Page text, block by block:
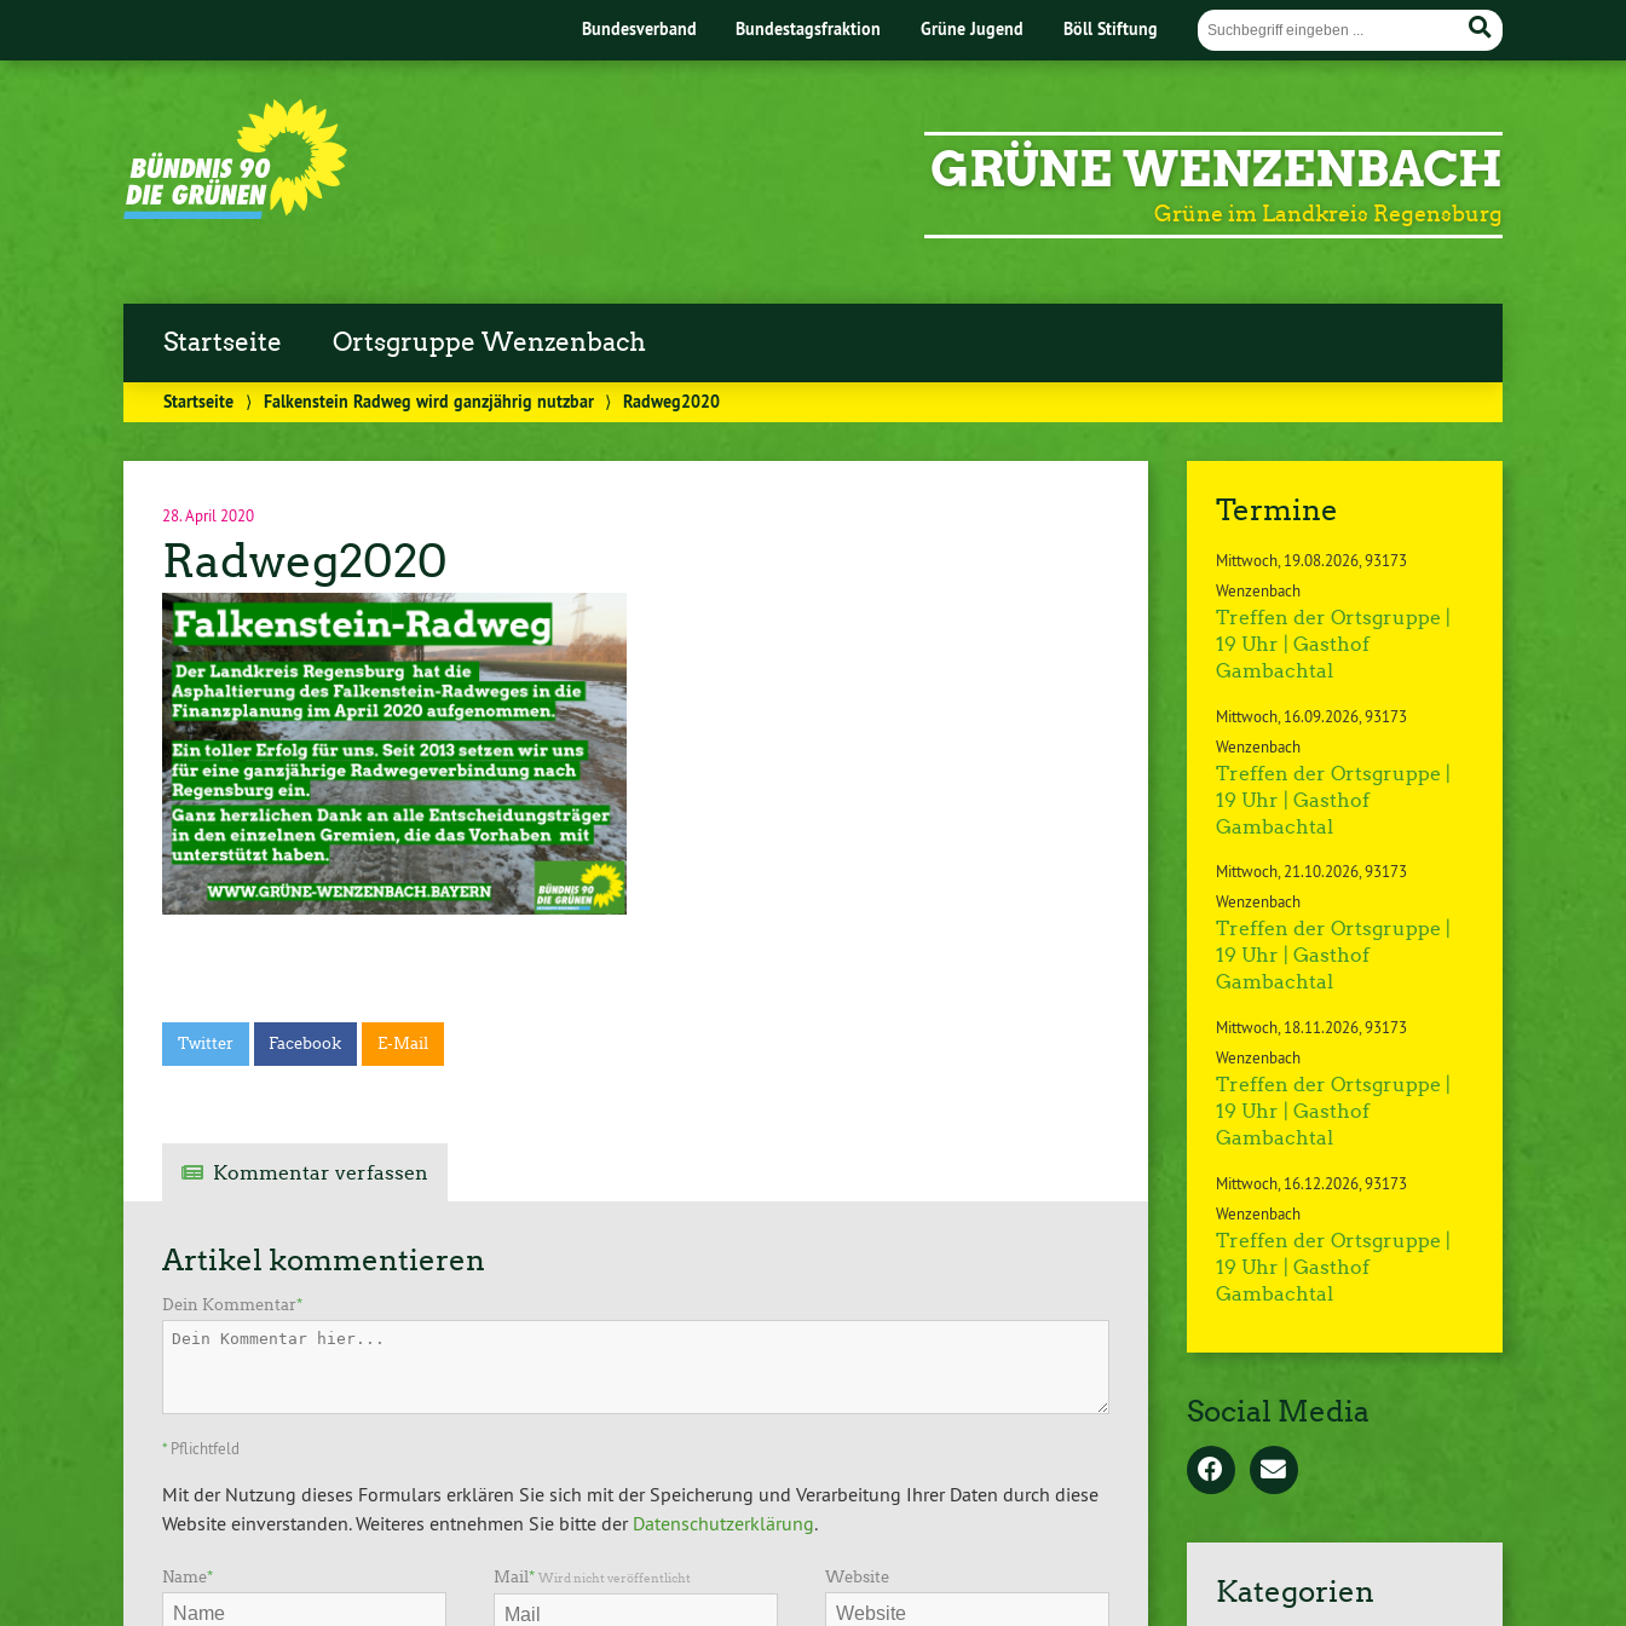
Bundesverband Bundestagsfraktion Grüne Jugend Böll Stiftung
GRÜNE WENZENBACH
Grüne im Landkreis Regensburg
Startseite Ortsgruppe Wenzenbach
Startseite ⟩ Falkenstein Radweg wird ganzjährig nutzbar ⟩ Radweg2020
28. April 2020
Radweg2020
Twitter Facebook E-Mail
Kommentar verfassen
Artikel kommentieren
Dein Kommentar*
* Pflichtfeld
Mit der Nutzung dieses Formulars erklären Sie sich mit der Speicherung und Verarbeitung Ihrer Daten durch diese
Website einverstanden. Weiteres entnehmen Sie bitte der Datenschutzerklärung.
Name* Mail* Wird nicht veröffentlicht Website
Termine
Mittwoch 19.08.2026 93173
Wenzenbach
Treffen der Ortsgruppe |
19 Uhr | Gasthof
Gambachtal
Mittwoch 16.09.2026 93173
Wenzenbach
Treffen der Ortsgruppe |
19 Uhr | Gasthof
Gambachtal
Mittwoch 21.10.2026 93173
Wenzenbach
Treffen der Ortsgruppe |
19 Uhr | Gasthof
Gambachtal
Mittwoch 18.11.2026 93173
Wenzenbach
Treffen der Ortsgruppe |
19 Uhr | Gasthof
Gambachtal
Mittwoch 16.12.2026 93173
Wenzenbach
Treffen der Ortsgruppe |
19 Uhr | Gasthof
Gambachtal
Social Media
Kategorien